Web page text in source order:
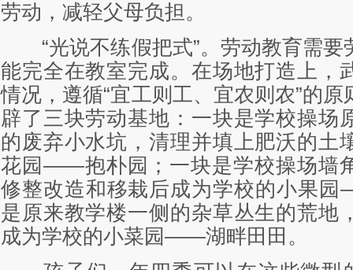
劳动，减轻父母负担。
“光说不练假把式”。劳动教育需要
能完全在教室完成。在场地打造上，
情况，遵循“宜工则工、宜农则农”的
辟了三块劳动基地：一块是学校操场
的废弃小水坑，清理并填上肥沃的土
花园——抱朴园；一块是学校操场墙
修整改造和移栽后成为学校的小果
是原来教学楼一侧的杂草丛生的荒地
成为学校的小菜园——湖畔田田。